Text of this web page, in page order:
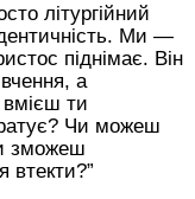
літургійний
Ми —
піднімає. Він
, а
вмієш ти
Чи можеш
зможеш
втекти?”